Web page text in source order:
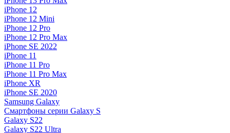
iPhone 12
iPhone 12 Mini
iPhone 12 Pro
iPhone 12 Pro Max
iPhone SE 2022
iPhone 11
iPhone 11 Pro
iPhone 11 Pro Max
iPhone XR
iPhone SE 2020
Samsung Galaxy
Смартфоны серии Galaxy S
Galaxy S22
Galaxy S22 Ultra